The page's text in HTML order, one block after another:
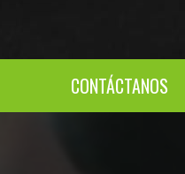
CONTÁCTANOS